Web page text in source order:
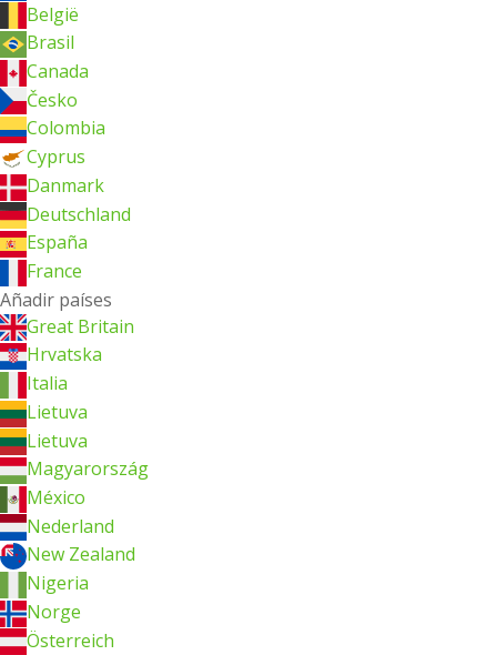
België
Brasil
Canada
Česko
Colombia
Cyprus
Danmark
Deutschland
España
France
Añadir países
Great Britain
Hrvatska
Italia
Lietuva
Lietuva
Magyarország
México
Nederland
New Zealand
Nigeria
Norge
Österreich